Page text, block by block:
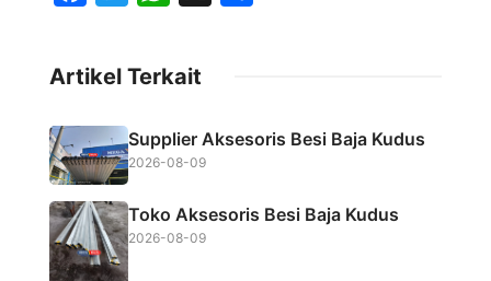
e
b
o
o
k
t
e
t
A
p
Artikel Terkait
Supplier Aksesoris Besi Baja Kudus
2026-08-09
Toko Aksesoris Besi Baja Kudus
2026-08-09